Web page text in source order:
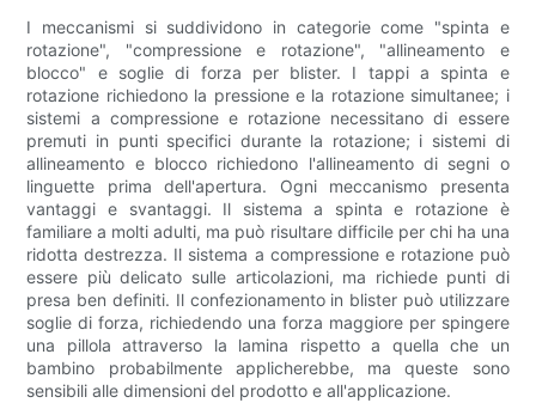
I meccanismi si suddividono in categorie come "spinta e
rotazione", "compressione e rotazione", "allineamento e
blocco" e soglie di forza per blister. I tappi a spinta e
rotazione richiedono la pressione e la rotazione simultanee; i
sistemi a compressione e rotazione necessitano di essere
premuti in punti specifici durante la rotazione; i sistemi di
allineamento e blocco richiedono l'allineamento di segni o
linguette prima dell'apertura. Ogni meccanismo presenta
vantaggi e svantaggi. Il sistema a spinta e rotazione è
familiare a molti adulti, ma può risultare difficile per chi ha una
ridotta destrezza. Il sistema a compressione e rotazione può
essere più delicato sulle articolazioni, ma richiede punti di
presa ben definiti. Il confezionamento in blister può utilizzare
soglie di forza, richiedendo una forza maggiore per spingere
una pillola attraverso la lamina rispetto a quella che un
bambino probabilmente applicherebbe, ma queste sono
sensibili alle dimensioni del prodotto e all'applicazione.